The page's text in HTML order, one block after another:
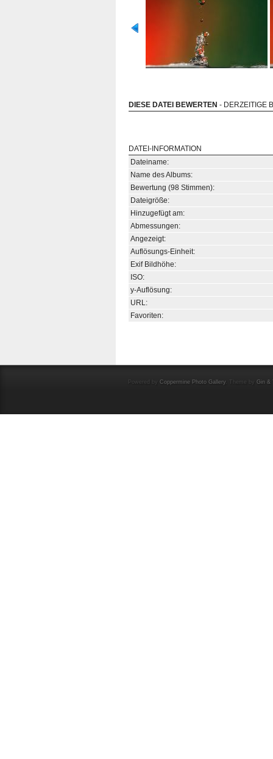
DIESE DATEI BEWERTEN - DERZEITIGE
DATEI-INFORMATION
Dateiname:
Name des Albums:
Bewertung (98 Stimmen):
Dateigröße:
Hinzugefügt am:
Abmessungen:
Angezeigt:
Auflösungs-Einheit:
Exif Bildhöhe:
ISO:
y-Auflösung:
URL:
Favoriten:
Powered by Coppermine Photo Gallery. Theme by Gin &